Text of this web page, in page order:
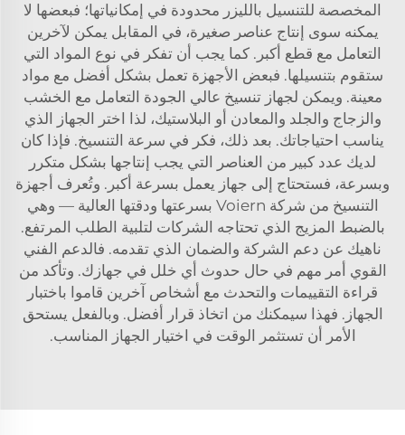
المخصصة للتنسيل بالليزر محدودة في إمكانياتها؛ فبعضها لا
يمكنه سوى إنتاج عناصر صغيرة، في المقابل يمكن لآخرين
التعامل مع قطع أكبر. كما يجب أن تفكر في نوع المواد التي
ستقوم بتنسيلها. فبعض الأجهزة تعمل بشكل أفضل مع مواد
معينة. ويمكن لجهاز تنسيخ عالي الجودة التعامل مع الخشب
والزجاج والجلد والمعادن أو البلاستيك، لذا اختر الجهاز الذي
يناسب احتياجاتك. بعد ذلك، فكر في سرعة التنسيخ. فإذا كان
لديك عدد كبير من العناصر التي يجب إنتاجها بشكل متكرر
وبسرعة، فستحتاج إلى جهاز يعمل بسرعة أكبر. وتُعرف أجهزة
التنسيخ من شركة Voiern بسرعتها ودقتها العالية — وهي
بالضبط المزيج الذي تحتاجه الشركات لتلبية الطلب المرتفع.
ناهيك عن دعم الشركة والضمان الذي تقدمه. فالدعم الفني
القوي أمر مهم في حال حدوث أي خلل في جهازك. وتأكد من
قراءة التقييمات والتحدث مع أشخاص آخرين قاموا باختبار
الجهاز. فهذا سيمكنك من اتخاذ قرار أفضل. وبالفعل يستحق
الأمر أن تستثمر الوقت في اختيار الجهاز المناسب.